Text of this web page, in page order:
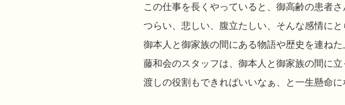
この仕事を長くやっていると、御高齢の患者
つらい、悲しい、腹立たしい、そんな感情に
御本人と御家族の間にある物語や歴史を連ね
藤和会のスタッフは、御本人と御家族の間に
渡しの役割もできればいいなぁ、と一生懸命に